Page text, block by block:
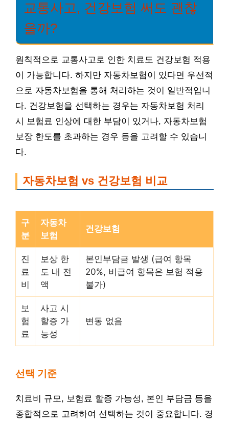
교통사고, 건강보험 써도 괜찮
을까?
원칙적으로 교통사고로 인한 치료도 건강보험 적용
이 가능합니다. 하지만 자동차보험이 있다면 우선적
으로 자동차보험을 통해 처리하는 것이 일반적입니
다. 건강보험을 선택하는 경우는 자동차보험 처리
시 보험료 인상에 대한 부담이 있거나, 자동차보험
보장 한도를 초과하는 경우 등을 고려할 수 있습니
다.
자동차보험 vs 건강보험 비교
구
분
자동차
보험
건강보험
진
료
비
보상 한
도 내 전
액
본인부담금 발생 (급여 항목
20%, 비급여 항목은 보험 적용
불가)
보
험
료
사고 시
할증 가
능성
변동 없음
선택 기준
치료비 규모, 보험료 할증 가능성, 본인 부담금 등을
종합적으로 고려하여 선택하는 것이 중요합니다. 경